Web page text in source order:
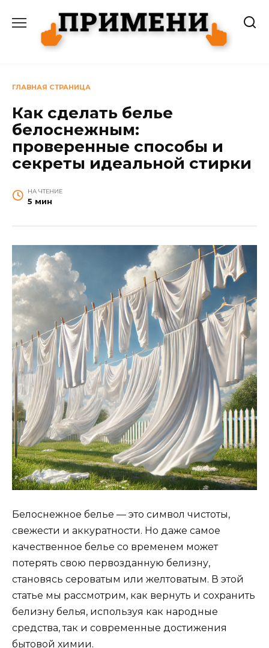
содержанию
ГЛАВНАЯ СТРАНИЦА
Как сделать белье
белоснежным:
проверенные способы и
секреты идеальной стирки
НА ЧТЕНИЕ
5 мин
Белоснежное белье — это символ чистоты,
свежести и аккуратности. Но даже самое
качественное белье со временем может
потерять свою первозданную белизну,
становясь сероватым или желтоватым. В этой
статье мы рассмотрим, как вернуть и сохранить
белизну белья, используя как народные
средства, так и современные достижения
бытовой химии.